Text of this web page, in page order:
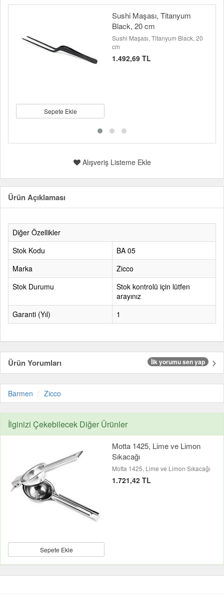
Sepete Ekle
Sushi Maşası, Titanyum
Black, 20 cm
Sushi Maşası, Titanyum Black, 20
cm
1.492,69 TL
Alışveriş Listeme Ekle
Ürün Açıklaması
Diğer Özellikler
Stok Kodu
BA 05
Marka
Zicco
Stok Durumu
Stok kontrolü için lütfen
arayınız
Garanti (Yıl)
1
Ürün Yorumları İlk yorumu sen yap
Barmen Zicco
İlginizi Çekebilecek Diğer Ürünler
Sepete Ekle
Motta 1425, Lime ve Limon
Sıkacağı
Motta 1425, Lime ve Limon Sıkacağı
1.721,42 TL